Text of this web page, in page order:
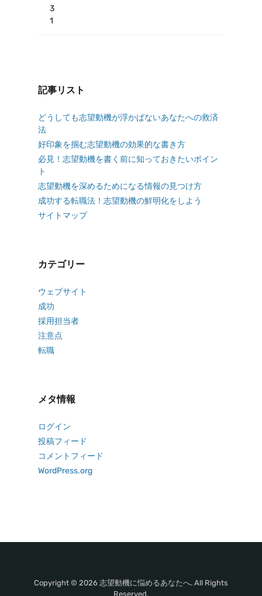
3
1
記事リスト
どうしても志望動機が浮かばないあなたへの救済
法
好印象を掴む志望動機の効果的な書き方
必見！志望動機を書く前に知っておきたいポイン
ト
志望動機を深めるためになる情報の見つけ方
成功する転職法！志望動機の鮮明化をしよう
サイトマップ
カテゴリー
ウェブサイト
成功
採用担当者
注意点
転職
メタ情報
ログイン
投稿フィード
コメントフィード
WordPress.org
Copyright © 2026 志望動機に悩めるあなたへ. All Rights
Reserved.